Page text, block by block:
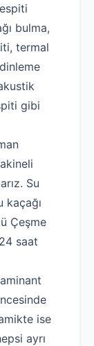
bulma,
termal
gibi
Su
kaçağı
Çeşme
saat
ise
ayrı